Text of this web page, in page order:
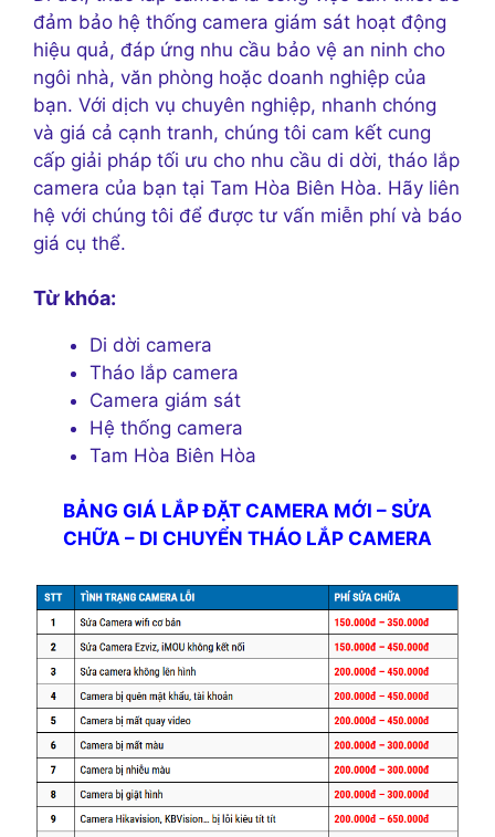
đảm bảo hệ thống camera giám sát hoạt động
hiệu quả, đáp ứng nhu cầu bảo vệ an ninh cho
ngôi nhà, văn phòng hoặc doanh nghiệp của
bạn. Với dịch vụ chuyên nghiệp, nhanh chóng
và giá cả cạnh tranh, chúng tôi cam kết cung
cấp giải pháp tối ưu cho nhu cầu di dời, tháo lắp
camera của bạn tại Tam Hòa Biên Hòa. Hãy liên
hệ với chúng tôi để được tư vấn miễn phí và báo
giá cụ thể.
Từ khóa:
Di dời camera
Tháo lắp camera
Camera giám sát
Hệ thống camera
Tam Hòa Biên Hòa
BẢNG GIÁ LẮP ĐẶT CAMERA MỚI – SỬA
CHỮA – DI CHUYỂN THÁO LẮP CAMERA